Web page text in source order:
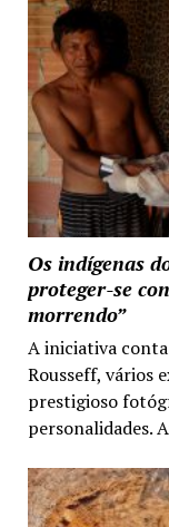
Os indígenas
proteger-se
morrendo”
A iniciativa
Rousseff, vários
prestigioso
personalidades.